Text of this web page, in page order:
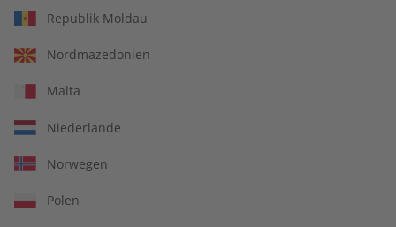
écoute Audiotrainer
€ 149,90
Republik Moldau
Nordmazedonien
Malta
Niederlande
Norwegen
Polen